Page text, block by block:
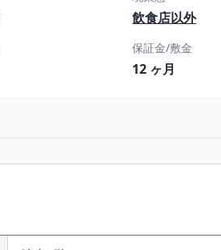
飲食店以外
保証金/敷金
12 ヶ月